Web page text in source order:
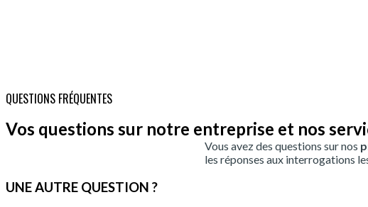
QUESTIONS FRÉQUENTES
Vos questions sur notre entreprise et nos
Vous avez des questions sur nos
les réponses aux interrogations
UNE AUTRE QUESTION ?